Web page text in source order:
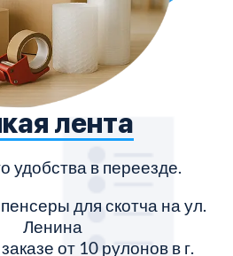
лента
удобства в переезде.
для скотча на ул.
Ленина
от 10 рулонов в г.